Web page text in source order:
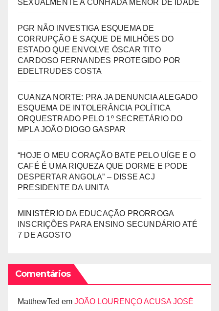
SEXUALMENTE A CUNHADA MENOR DE IDADE
PGR NÃO INVESTIGA ESQUEMA DE
CORRUPÇÃO E SAQUE DE MILHÕES DO
ESTADO QUE ENVOLVE ÓSCAR TITO
CARDOSO FERNANDES PROTEGIDO POR
EDELTRUDES COSTA
CUANZA NORTE: PRA JA DENUNCIA ALEGADO
ESQUEMA DE INTOLERÂNCIA POLÍTICA
ORQUESTRADO PELO 1º SECRETÁRIO DO
MPLA JOÃO DIOGO GASPAR
“HOJE O MEU CORAÇÃO BATE PELO UÍGE E O
CAFÉ É UMA RIQUEZA QUE DORME E PODE
DESPERTAR ANGOLA” – DISSE ACJ
PRESIDENTE DA UNITA
MINISTÉRIO DA EDUCAÇÃO PRORROGA
INSCRIÇÕES PARA ENSINO SECUNDÁRIO ATÉ
7 DE AGOSTO
Comentários
MatthewTed em JOÃO LOURENÇO ACUSA JOSÉ